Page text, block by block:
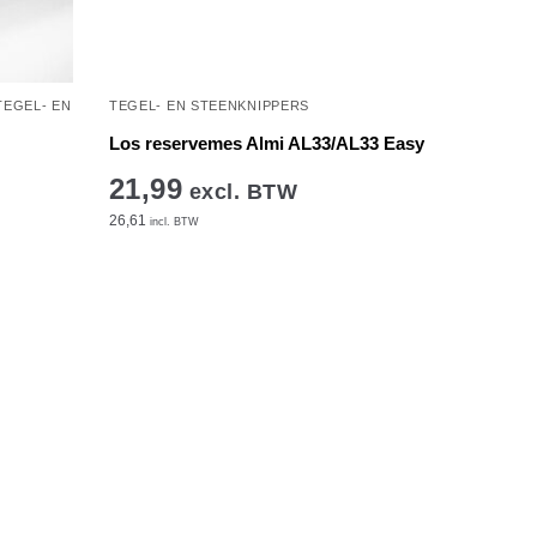
EN TEGEL- EN STEENKNIPPERS
Los reservemes Almi AL33/AL33 Easy
21,99 excl. BTW
26,61 incl. BTW